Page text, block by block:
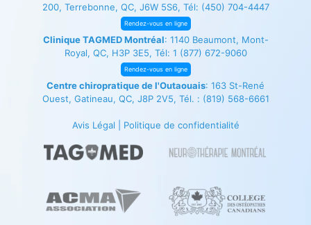
200, Terrebonne, QC, J6W 5S6, Tél: (450) 704-4447
Rendez-vous en ligne
Clinique TAGMED Montréal: 1140 Beaumont, Mont-
Royal, QC, H3P 3E5, Tél: 1 (877) 672-9060
Rendez-vous en ligne
Centre chiropratique de l'Outaouais: 163 St-René
Ouest, Gatineau, QC, J8P 2V5, Tél. : (819) 568-6661
Avis Légal Politique de confidentialité